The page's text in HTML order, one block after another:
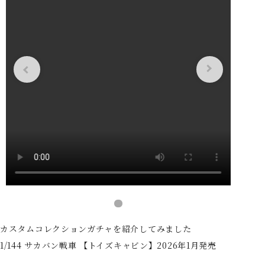
カスタムコレクションガチャを紹介してみました
1/144 サカバン戦車 【トイズキャビン】2026年1月発売